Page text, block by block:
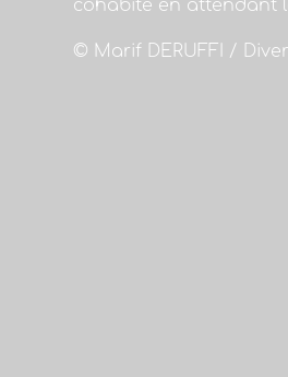
cohabite en attendant
© Marif DERUFFI /